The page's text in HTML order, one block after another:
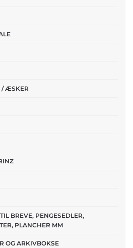
/ ÆSKER
BREVE, PENGESEDLER,
PLANCHER MM
OG ARKIVBOKSE